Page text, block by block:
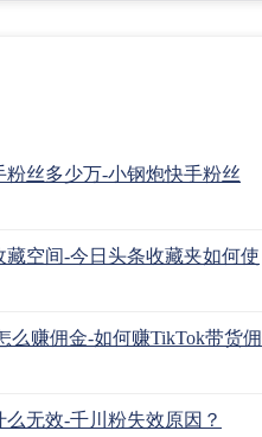
粉丝多少万-小钢炮快手粉丝
藏空间-今日头条收藏夹如何使
么赚佣金-如何赚TikTok带货佣
么无效-千川粉失效原因？